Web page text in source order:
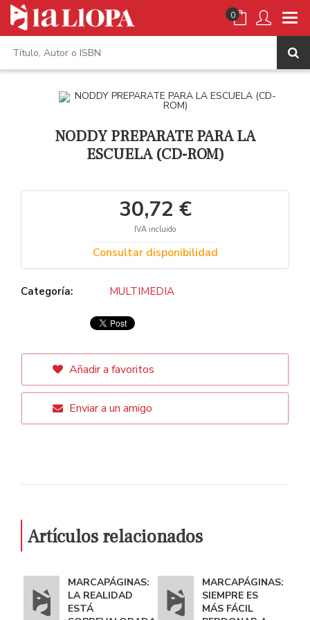
0
NODDY PREPARATE PARA LA
ESCUELA (CD-ROM)
30,72 €
IVA incluido
Consultar disponibilidad
Categoría: MULTIMEDIA
Añadir a favoritos
Enviar a un amigo
Artículos relacionados
MARCAPÁGINAS:
LA REALIDAD
ESTÁ
MARCAPÁGINAS:
SIEMPRE ES
MÁS FÁCIL